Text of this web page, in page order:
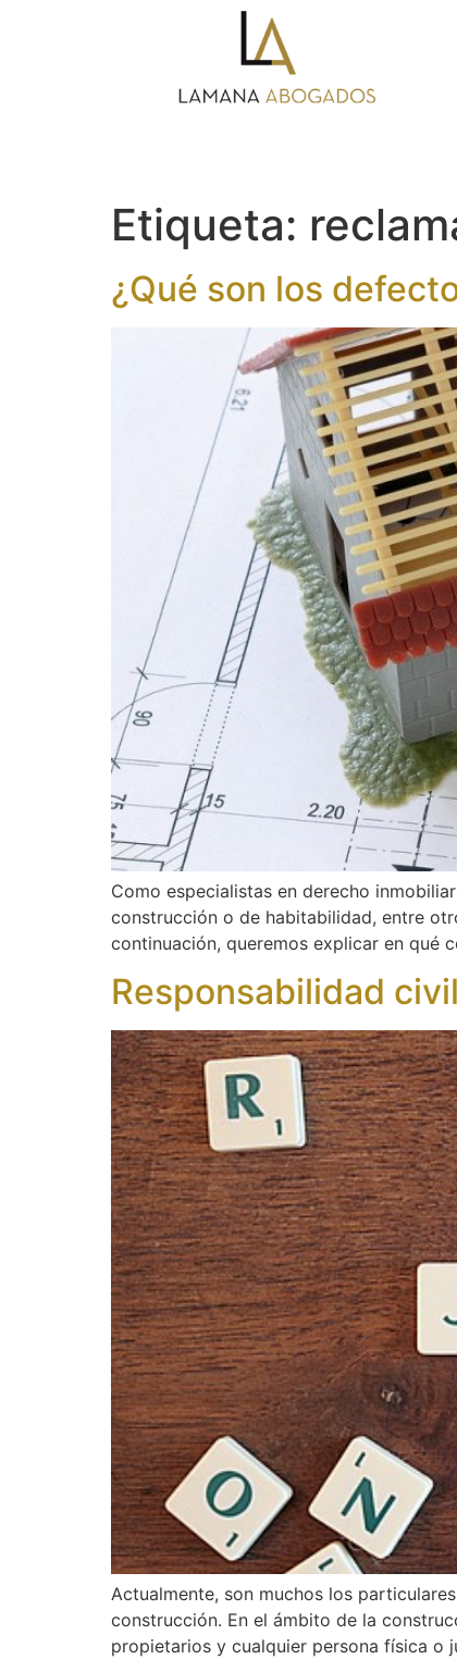
Etiqueta:
¿Qué son los
Como especialistas en derecho
construcción o de habitabilidad, entre
continuación, queremos explicar en qué
Responsabilidad
Actualmente, son muchos los
construcción. En el ámbito de la
propietarios y cualquier persona física o